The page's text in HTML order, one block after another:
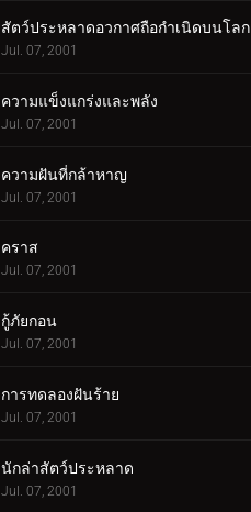
สัตว์ประหลาดอวกาศถือกำเนิดบนโลก
Jul. 07, 2001
ความแข็งแกร่งและพลัง
Jul. 07, 2001
ความฝันที่กล้าหาญ
Jul. 07, 2001
คราส
Jul. 07, 2001
กู้ภัยกอน
Jul. 07, 2001
การทดลองฝันร้าย
Jul. 07, 2001
นักล่าสัตว์ประหลาด
Jul. 07, 2001